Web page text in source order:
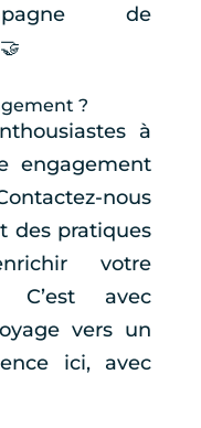
de
?
à
engagement
nous
des pratiques
votre
C’est avec
vers un
ici, avec